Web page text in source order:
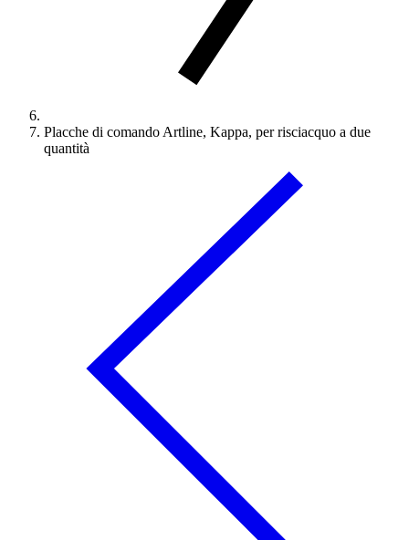
Placche di comando Artline, Kappa, per risciacquo a due
quantità